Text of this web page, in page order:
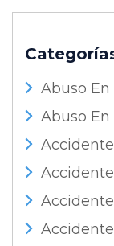
Abuso
Abuso